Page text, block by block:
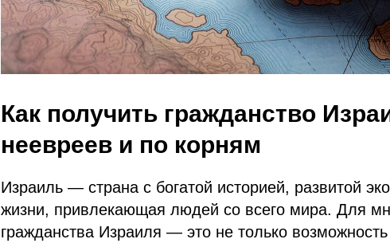
Как получить гражданство
неевреев и по корням
Израиль — страна с богатой историей, развитой
жизни, привлекающая людей со всего мира. Для
гражданства Израиля — это не только